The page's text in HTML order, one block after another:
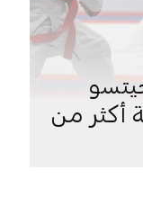
أكثر من